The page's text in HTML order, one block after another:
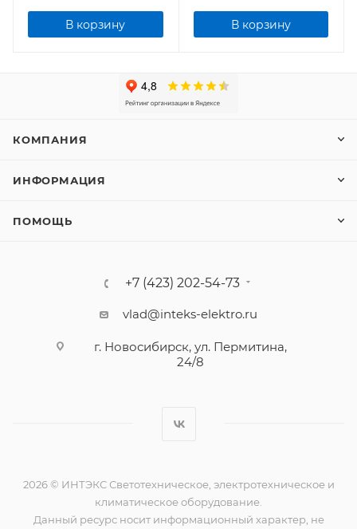
В корзину В корзину
КОМПАНИЯ
ИНФОРМАЦИЯ
ПОМОЩЬ
+7 (423) 202-54-73
vlad@inteks-elektro.ru
г. Новосибирск, ул. Пермитина,
24/8
2026 © ИНТЭКС Светотехническое, электротехническое и
климатическое оборудование.
Данный ресурс носит информационный характер, не